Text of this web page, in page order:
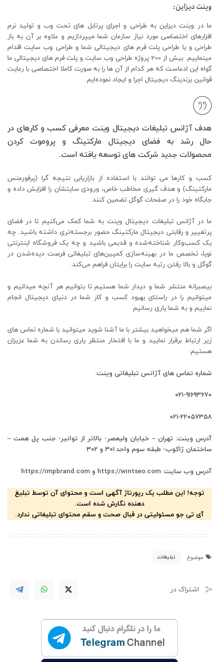
وینت دیزاین:
ما در وینت دیزاین به طراحی و اجرای پرتابل های تحت وب و تولید نرم
افزارهای اختصاصی مورد نیاز سازمان شما میپردازیم و علاوه بر آن به باز
طراحی و یا طراحی پلت فرم های دیجیتالی شما و طراحی وب سایت اقدام
مینماییم. بیش از 200 پروژه طراحی وب سایت و پلت فرم های دیجیتالی ما
گواه این ادعاست که هر کدام از آن ها را به صورت کاملا اختصاصی با رعایت
قوانین برندینگ دیجیتال اجرا و ایجاد نموده‌ایم.
هدف آژانس تبلیغات دیجیتال وینت معرفی کسب و کارهای در
حال رشد به فضای دیجیتال مارکتینگ و پروموت کردن
محصولات جدید شرکت های توسعه یافته است.
کسب و کارها می توانند با استفاده از بازاریابی نتیجه گرا (پرفورمنس
مارکتینگ) و هدف گیری مخاطب خاص، ورودی سایتشان را افزایش داده و
جایگاه خود را در صفحات گوگل تضمین کنند.
ما در آژانس تبلیغات دیجیتال وینت به شما کمک می‌کنیم تا در فضای
پرتغییر و رقابتی دیجیتال مارکتینگ حضور برجسته‌تری داشته باشید. چه
یک کسب‌وکار شناخته‌شده و قدیمی باشید و چه یک فروشگاه اینترنتی
نوپا، تخصص ما در بهینه‌سازی کمپین‌های تبلیغاتی فرصت دیده‌شدن در
گوگل و بالا رفتن رتبه سایت را برایتان فراهم می‌کند.
بیصبرانه منتشر شما و دیدار شما هستیم تا بتوانیم هر آنچه میدانیم و
میتوانیم را در راستای بهبود کسب و کار شما در دنیای دیجیتال انجام
نماییم و به شما یاری رسانیم
اگر شما هم میخواهید بیشتر با ما آشنا شوید میتوانید با شماره تماس های
زیر ارتباط برقرار نمایید و ما با افتخار منتظر یاری رساندن به شما عزیزان
هستیم:
شماره تماس های آژانس تبلیغاتی وینت:
۰۲۱-۹۱۶۹۳۶۷۰
۰۲۱-۲۲۰۵۷۳۵۸
آدرس وینت: تهران – خیابان ولیعصر- بالاتر از توانیر- جنب پل همت –
ساختمان ژاکوب- طبقه سوم واحد ۳۰۱ و ۳۰۲
آدرس وب سایت: https://wintseo.com و https://impbrand.com
توجه! این مطلب یک رپورتاژ آگهی است و محتوای آن توسط تبلیغ
دهنده نگارش شده است.
آی تی جو مسئولیتی در قبال صحت و سقم محتوای تبلیغاتی ندارد.
موضوع تبلیغات
اشتراک در